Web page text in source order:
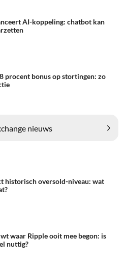
AI-koppeling: chatbot kan
procent bonus op stortingen: zo
nieuws
historisch oversold-niveau: wat
waar Ripple ooit mee begon: is
nuttig?